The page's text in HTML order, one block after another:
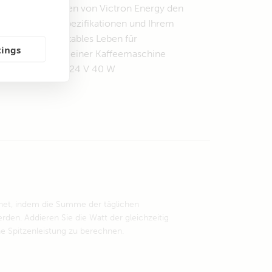
von Victron Energy den
nach Ihren Spezifikationen und Ihrem
ein komfortables Leben für
(900 W), einer Kaffeemaschine
W) und einem 24 V 40 W
indem die Summe der täglichen
Addieren Sie die Watt der gleichzeitig
Spitzenleistung zu berechnen.